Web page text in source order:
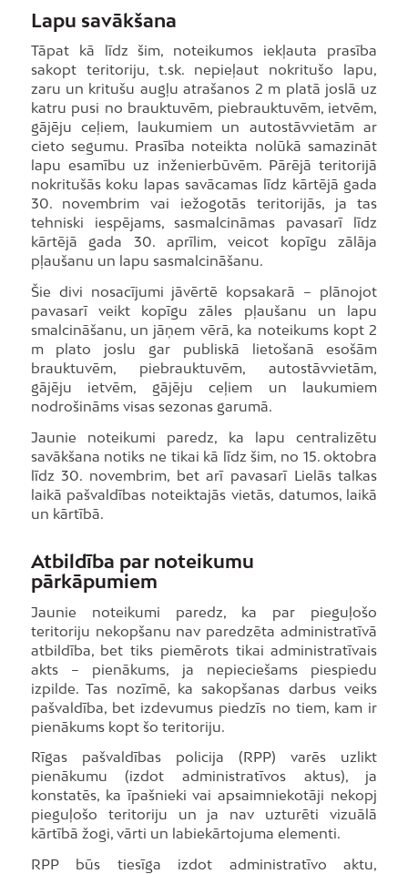
Lapu savākšana
Tāpat kā līdz šim, noteikumos iekļauta prasība
sakopt teritoriju, t.sk. nepieļaut nokritušo lapu,
zaru un kritušu augļu atrašanos 2 m platā joslā uz
katru pusi no brauktuvēm, piebrauktuvēm, ietvēm,
gājēju ceļiem, laukumiem un autostāvvietām ar
cieto segumu. Prasība noteikta nolūkā samazināt
lapu esamību uz inženierbūvēm. Pārējā teritorijā
nokritušās koku lapas savācamas līdz kārtējā gada
30. novembrim vai iežogotās teritorijās, ja tas
tehniski iespējams, sasmalcināmas pavasarī līdz
kārtējā gada 30. aprīlim, veicot kopīgu zālāja
pļaušanu un lapu sasmalcināšanu.
Šie divi nosacījumi jāvērtē kopsakarā – plānojot
pavasarī veikt kopīgu zāles pļaušanu un lapu
smalcināšanu, un jāņem vērā, ka noteikums kopt 2
m plato joslu gar publiskā lietošanā esošām
brauktuvēm, piebrauktuvēm, autostāvvietām,
gājēju ietvēm, gājēju ceļiem un laukumiem
nodrošināms visas sezonas garumā.
Jaunie noteikumi paredz, ka lapu centralizētu
savākšana notiks ne tikai kā līdz šim, no 15. oktobra
līdz 30. novembrim, bet arī pavasarī Lielās talkas
laikā pašvaldības noteiktajās vietās, datumos, laikā
un kārtībā.
Atbildība par noteikumu
pārkāpumiem
Jaunie noteikumi paredz, ka par pieguļošo
teritoriju nekopšanu nav paredzēta administratīvā
atbildība, bet tiks piemērots tikai administratīvais
akts – pienākums, ja nepieciešams piespiedu
izpilde. Tas nozīmē, ka sakopšanas darbus veiks
pašvaldība, bet izdevumus piedzīs no tiem, kam ir
pienākums kopt šo teritoriju.
Rīgas pašvaldības policija (RPP) varēs uzlikt
pienākumu (izdot administratīvos aktus), ja
konstatēs, ka īpašnieki vai apsaimniekotāji nekopj
pieguļošo teritoriju un ja nav uzturēti vizuālā
kārtībā žogi, vārti un labiekārtojuma elementi.
RPP būs tiesīga izdot administratīvo aktu,